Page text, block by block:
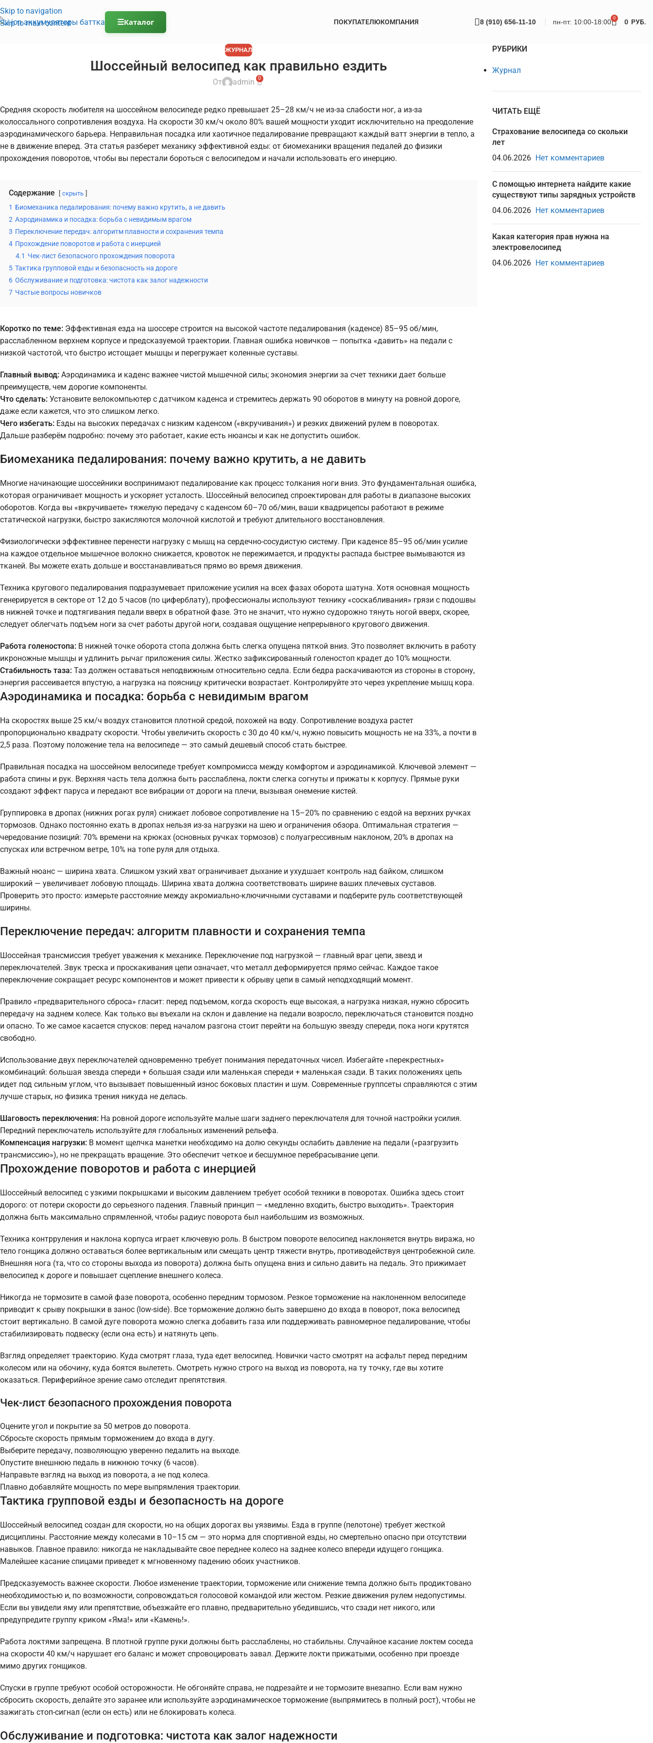
Skip to navigation
Skip to main content
☰Каталог ПОКУПАТЕЛЮКОМПАНИЯ 8 (910) 656-11-10 пн-пт: 10:00-18:00 0 0 РУБ.
ЖУРНАЛ
Шоссейный велосипед как правильно ездить
От admin 0
Средняя скорость любителя на шоссейном велосипеде редко превышает 25–28 км/ч не из-за слабости ног, а из-за
колоссального сопротивления воздуха. На скорости 30 км/ч около 80% вашей мощности уходит исключительно на преодоление
аэродинамического барьера. Неправильная посадка или хаотичное педалирование превращают каждый ватт энергии в тепло, а
не в движение вперед. Эта статья разберет механику эффективной езды: от биомеханики вращения педалей до физики
прохождения поворотов, чтобы вы перестали бороться с велосипедом и начали использовать его инерцию.
Содержание скрыть
1 Биомеханика педалирования: почему важно крутить, а не давить
2 Аэродинамика и посадка: борьба с невидимым врагом
3 Переключение передач: алгоритм плавности и сохранения темпа
4 Прохождение поворотов и работа с инерцией
4.1 Чек-лист безопасного прохождения поворота
5 Тактика групповой езды и безопасность на дороге
6 Обслуживание и подготовка: чистота как залог надежности
7 Частые вопросы новичков
Коротко по теме: Эффективная езда на шоссере строится на высокой частоте педалирования (каденсе) 85–95 об/мин,
расслабленном верхнем корпусе и предсказуемой траектории. Главная ошибка новичков — попытка «давить» на педали с
низкой частотой, что быстро истощает мышцы и перегружает коленные суставы.
Главный вывод: Аэродинамика и каденс важнее чистой мышечной силы; экономия энергии за счет техники дает больше
преимуществ, чем дорогие компоненты.
Что сделать: Установите велокомпьютер с датчиком каденса и стремитесь держать 90 оборотов в минуту на ровной дороге,
даже если кажется, что это слишком легко.
Чего избегать: Езды на высоких передачах с низким каденсом («вкручивания») и резких движений рулем в поворотах.
Дальше разберём подробно: почему это работает, какие есть нюансы и как не допустить ошибок.
Биомеханика педалирования: почему важно крутить, а не давить
Многие начинающие шоссейники воспринимают педалирование как процесс толкания ноги вниз. Это фундаментальная ошибка,
которая ограничивает мощность и ускоряет усталость. Шоссейный велосипед спроектирован для работы в диапазоне высоких
оборотов. Когда вы «вкручиваете» тяжелую передачу с каденсом 60–70 об/мин, ваши квадрицепсы работают в режиме
статической нагрузки, быстро закисляются молочной кислотой и требуют длительного восстановления.
Физиологически эффективнее перенести нагрузку с мышц на сердечно-сосудистую систему. При каденсе 85–95 об/мин усилие
на каждое отдельное мышечное волокно снижается, кровоток не пережимается, и продукты распада быстрее вымываются из
тканей. Вы можете ехать дольше и восстанавливаться прямо во время движения.
Техника кругового педалирования подразумевает приложение усилия на всех фазах оборота шатуна. Хотя основная мощность
генерируется в секторе от 12 до 5 часов (по циферблату), профессионалы используют технику «соскабливания» грязи с подошвы
в нижней точке и подтягивания педали вверх в обратной фазе. Это не значит, что нужно судорожно тянуть ногой вверх, скорее,
следует облегчать подъем ноги за счет работы другой ноги, создавая ощущение непрерывного кругового движения.
Работа голеностопа: В нижней точке оборота стопа должна быть слегка опущена пяткой вниз. Это позволяет включить в работу
икроножные мышцы и удлинить рычаг приложения силы. Жестко зафиксированный голеностоп крадет до 10% мощности.
Стабильность таза: Таз должен оставаться неподвижным относительно седла. Если бедра раскачиваются из стороны в сторону,
энергия рассеивается впустую, а нагрузка на поясницу критически возрастает. Контролируйте это через укрепление мышц кора.
Аэродинамика и посадка: борьба с невидимым врагом
На скоростях выше 25 км/ч воздух становится плотной средой, похожей на воду. Сопротивление воздуха растет
пропорционально квадрату скорости. Чтобы увеличить скорость с 30 до 40 км/ч, нужно повысить мощность не на 33%, а почти в
2,5 раза. Поэтому положение тела на велосипеде — это самый дешевый способ стать быстрее.
Правильная посадка на шоссейном велосипеде требует компромисса между комфортом и аэродинамикой. Ключевой элемент —
работа спины и рук. Верхняя часть тела должна быть расслаблена, локти слегка согнуты и прижаты к корпусу. Прямые руки
создают эффект паруса и передают все вибрации от дороги на плечи, вызывая онемение кистей.
Группировка в дропах (нижних рогах руля) снижает лобовое сопротивление на 15–20% по сравнению с ездой на верхних ручках
тормозов. Однако постоянно ехать в дропах нельзя из-за нагрузки на шею и ограничения обзора. Оптимальная стратегия —
чередование позиций: 70% времени на крюках (основных ручках тормозов) с полуагрессивным наклоном, 20% в дропах на
спусках или встречном ветре, 10% на топе руля для отдыха.
Важный нюанс — ширина хвата. Слишком узкий хват ограничивает дыхание и ухудшает контроль над байком, слишком
широкий — увеличивает лобовую площадь. Ширина хвата должна соответствовать ширине ваших плечевых суставов.
Проверить это просто: измерьте расстояние между акромиально-ключичными суставами и подберите руль соответствующей
ширины.
Переключение передач: алгоритм плавности и сохранения темпа
Шоссейная трансмиссия требует уважения к механике. Переключение под нагрузкой — главный враг цепи, звезд и
переключателей. Звук треска и проскакивания цепи означает, что металл деформируется прямо сейчас. Каждое такое
переключение сокращает ресурс компонентов и может привести к обрыву цепи в самый неподходящий момент.
Правило «предварительного сброса» гласит: перед подъемом, когда скорость еще высокая, а нагрузка низкая, нужно сбросить
передачу на заднем колесе. Как только вы въехали на склон и давление на педали возросло, переключаться становится поздно
и опасно. То же самое касается спусков: перед началом разгона стоит перейти на большую звезду спереди, пока ноги крутятся
свободно.
Использование двух переключателей одновременно требует понимания передаточных чисел. Избегайте «перекрестных»
комбинаций: большая звезда спереди + большая сзади или маленькая спереди + маленькая сзади. В таких положениях цепь
идет под сильным углом, что вызывает повышенный износ боковых пластин и шум. Современные группсеты справляются с этим
лучше старых, но физика трения никуда не делась.
Шаговость переключения: На ровной дороге используйте малые шаги заднего переключателя для точной настройки усилия.
Передний переключатель используйте для глобальных изменений рельефа.
Компенсация нагрузки: В момент щелчка манетки необходимо на долю секунды ослабить давление на педали («разгрузить
трансмиссию»), но не прекращать вращение. Это обеспечит четкое и бесшумное перебрасывание цепи.
Прохождение поворотов и работа с инерцией
Шоссейный велосипед с узкими покрышками и высоким давлением требует особой техники в поворотах. Ошибка здесь стоит
дорого: от потери скорости до серьезного падения. Главный принцип — «медленно входить, быстро выходить». Траектория
должна быть максимально спрямленной, чтобы радиус поворота был наибольшим из возможных.
Техника контрруления и наклона корпуса играет ключевую роль. В быстром повороте велосипед наклоняется внутрь виража, но
тело гонщика должно оставаться более вертикальным или смещать центр тяжести внутрь, противодействуя центробежной силе.
Внешняя нога (та, что со стороны выхода из поворота) должна быть опущена вниз и сильно давить на педаль. Это прижимает
велосипед к дороге и повышает сцепление внешнего колеса.
Никогда не тормозите в самой фазе поворота, особенно передним тормозом. Резкое торможение на наклоненном велосипеде
приводит к срыву покрышки в занос (low-side). Все торможение должно быть завершено до входа в поворот, пока велосипед
стоит вертикально. В самой дуге поворота можно слегка добавить газа или поддерживать равномерное педалирование, чтобы
стабилизировать подвеску (если она есть) и натянуть цепь.
Взгляд определяет траекторию. Куда смотрят глаза, туда едет велосипед. Новички часто смотрят на асфальт перед передним
колесом или на обочину, куда боятся вылететь. Смотреть нужно строго на выход из поворота, на ту точку, где вы хотите
оказаться. Периферийное зрение само отследит препятствия.
Чек-лист безопасного прохождения поворота
Оцените угол и покрытие за 50 метров до поворота.
Сбросьте скорость прямым торможением до входа в дугу.
Выберите передачу, позволяющую уверенно педалить на выходе.
Опустите внешнюю педаль в нижнюю точку (6 часов).
Направьте взгляд на выход из поворота, а не под колеса.
Плавно добавляйте мощность по мере выпрямления траектории.
Тактика групповой езды и безопасность на дороге
Шоссейный велосипед создан для скорости, но на общих дорогах вы уязвимы. Езда в группе (пелотоне) требует жесткой
дисциплины. Расстояние между колесами в 10–15 см — это норма для спортивной езды, но смертельно опасно при отсутствии
навыков. Главное правило: никогда не накладывайте свое переднее колесо на заднее колесо впереди идущего гонщика.
Малейшее касание спицами приведет к мгновенному падению обоих участников.
Предсказуемость важнее скорости. Любое изменение траектории, торможение или снижение темпа должно быть продиктовано
необходимостью и, по возможности, сопровождаться голосовой командой или жестом. Резкие движения рулем недопустимы.
Если вы увидели яму или препятствие, объезжайте его плавно, предварительно убедившись, что сзади нет никого, или
предупредите группу криком «Яма!» или «Камень!».
Работа локтями запрещена. В плотной группе руки должны быть расслаблены, но стабильны. Случайное касание локтем соседа
на скорости 40 км/ч нарушает его баланс и может спровоцировать завал. Держите локти прижатыми, особенно при проезде
мимо других гонщиков.
Спуски в группе требуют особой осторожности. Не обгоняйте справа, не подрезайте и не тормозите внезапно. Если вам нужно
сбросить скорость, делайте это заранее или используйте аэродинамическое торможение (выпрямитесь в полный рост), чтобы не
зажигать стоп-сигнал (если он есть) или не блокировать колеса.
Обслуживание и подготовка: чистота как залог надежности
РУБРИКИ
Журнал
ЧИТАТЬ ЕЩЁ
Страхование велосипеда со скольки
лет
04.06.2026 Нет комментариев
С помощью интернета найдите какие
существуют типы зарядных устройств
04.06.2026 Нет комментариев
Какая категория прав нужна на
электровелосипед
04.06.2026 Нет комментариев